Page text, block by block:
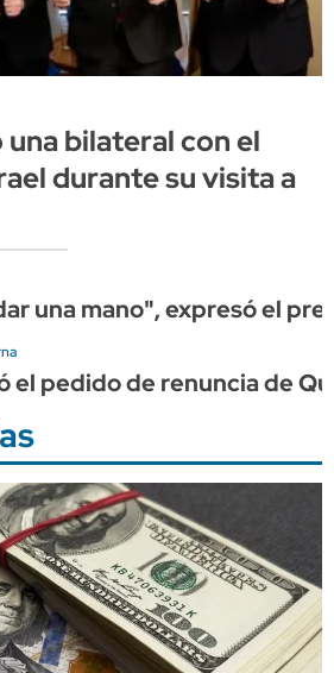
bilateral con el
durante su visita a
una mano", expresó el
el pedido de renuncia de